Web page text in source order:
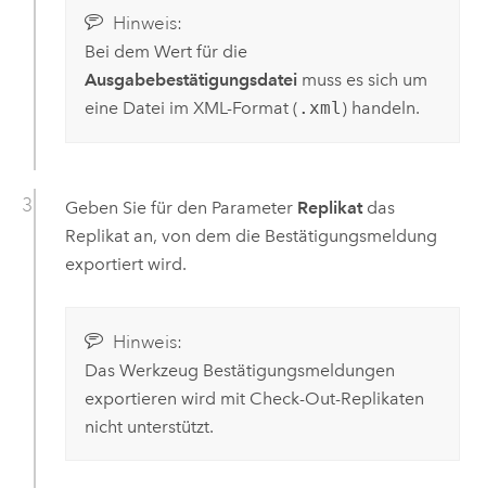
Hinweis:
Bei dem Wert für die
Ausgabebestätigungsdateimuss es sich um
eine Datei im XML-Format ( .xml) handeln.
Geben Sie für den Parameter Replikatdas
Replikat an, von dem die Bestätigungsmeldung
exportiert wird.
Hinweis:
Das Werkzeug Bestätigungsmeldungen
exportieren wird mit Check-Out-Replikaten
nicht unterstützt.